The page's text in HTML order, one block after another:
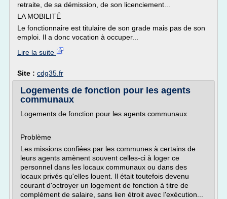
retraite, de sa démission, de son licenciement...
LA MOBILITÉ
Le fonctionnaire est titulaire de son grade mais pas de son
emploi. Il a donc vocation à occuper...
Lire la suite
Site : cdg35.fr
Logements de fonction pour les agents
communaux
Logements de fonction pour les agents communaux
Problème
Les missions confiées par les communes à certains de
leurs agents amènent souvent celles-ci à loger ce
personnel dans les locaux communaux ou dans des
locaux privés qu'elles louent. Il était toutefois devenu
courant d'octroyer un logement de fonction à titre de
complément de salaire, sans lien étroit avec l'exécution...